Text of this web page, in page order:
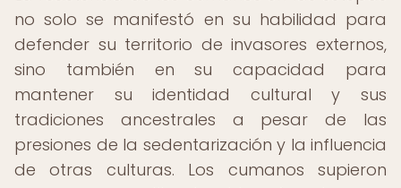
no solo se manifestó en su habilidad para
defender su territorio de invasores externos,
sino también en su capacidad para
mantener su identidad cultural y sus
tradiciones ancestrales a pesar de las
presiones de la sedentarización y la influencia
de otras culturas. Los cumanos supieron